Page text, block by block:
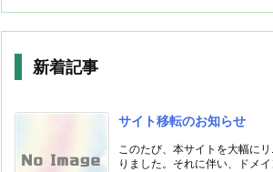
新着記事
サイト移転のお知らせ
このたび、本サイトを大幅に
りました。それに伴い、ドメイ